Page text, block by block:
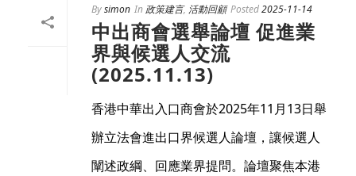
Bysimon In 政策建言, 活動回顧 Posted2025-11-14
中出商會選舉論壇 促進業
界與候選人交流
(2025.11.13)
香港中華出入口商會於2025年11月13日舉
辦立法會進出口界候選人論壇，讓候選人
闡述政綱、回應業界提問。論壇聚焦本港